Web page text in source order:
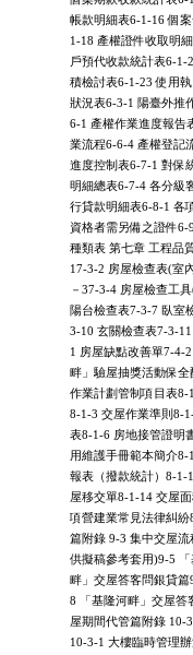
帳款明細表6-1-16 個
1-18 產權證件收取明
戶預代收款統計表6-1-
積檢討表6-1-23 使用
狀況表6-3-1 陽臺外推
6-1 產權作業進度報告
業流程6-6-4 產權登記
進度控制表6-7-1 對保
明細總表6-7-4 各分級
行貸款明細表6-8-1 各
資格者需另備之證件
種類表 第七章 工程品
17-3-2 房屋檢查表(室
－37-3-4 房屋檢查工
陽台檢查表7-3-7 臥室
3-10 玄關檢查表7-3-
1 房屋缺點改善單7-4-
畔」驗屋抽獎活動保
作業計劃管制項目表
8-1-3 交屋作業準則8-
表8-1-6 房地接管證明
用維護手冊範本簡介8-
報表（撥款統計）8-1-
屋移交單8-1-14 交屋
項營建業常見法律糾
篇附錄 9-3 集中交屋
供擬稿參考套用)9-5
畔」交屋答客問銀貸
8 「基隆河畔」交屋答
屋期間代管篇附錄 10-
10-3-1 大樓臨時管理